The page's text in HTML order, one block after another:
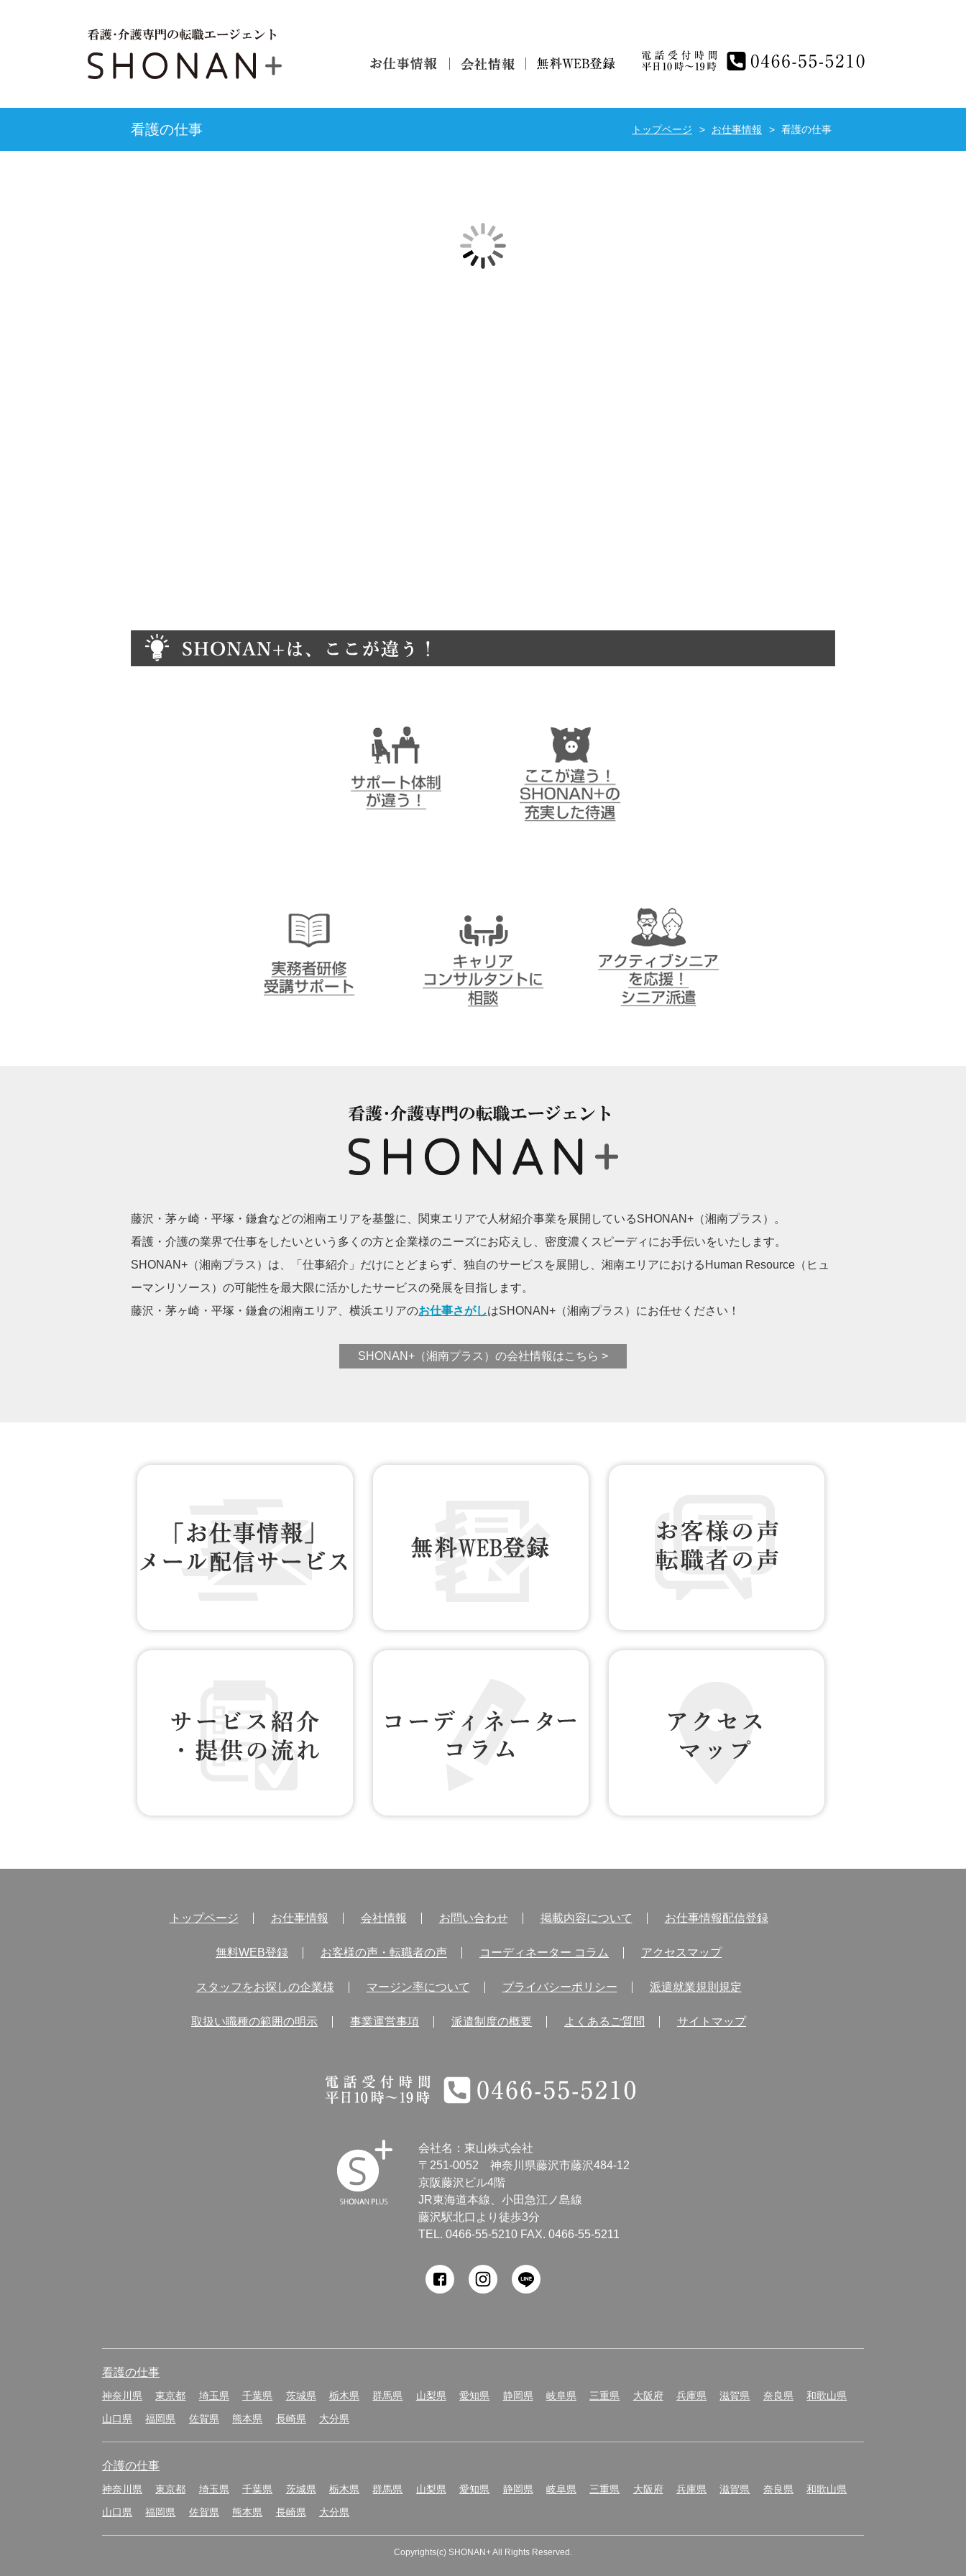
報
看護の仕事 トップページ お仕事情報 看護の仕事
藤沢・茅ヶ崎・平塚・鎌倉などの湘南エリアを基盤に、関東エリアで人材紹介事業を展開しているSHONAN+（湘南プラス）。
看護・介護の業界で仕事をしたいという多くの方と企業様のニーズにお応えし、密度濃くスピーディにお手伝いをいたします。
SHONAN+（湘南プラス）は、「仕事紹介」だけにとどまらず、独自のサービスを展開し、湘南エリアにおけるHuman Resource（ヒュ
ーマンリソース）の可能性を最大限に活かしたサービスの発展を目指します。
藤沢・茅ヶ崎・平塚・鎌倉の湘南エリア、横浜エリアのお仕事さがしはSHONAN+（湘南プラス）にお任せください！
SHONAN+（湘南プラス）の会社情報はこちら >
お仕事情報 配信登録 無料WEB登録 お客様の声 転職者の声
トップページ お仕事情報 会社情報 お問い合わせ 掲載内容について お仕事情報配信登録
無料WEB登録 お客様の声・転職者の声 コーディネーター コラム アクセスマップ
スタッフをお探しの企業様 マージン率について プライバシーポリシー 派遣就業規則規定
取扱い職種の範囲の明示 事業運営事項 派遣制度の概要 よくあるご質問 サイトマップ
会社名：東山株式会社
〒251-0052 神奈川県藤沢市藤沢484-12
京阪藤沢ビル4階
JR東海道本線、小田急江ノ島線
藤沢駅北口より徒歩3分
TEL. 0466-55-5210 FAX. 0466-55-5211
看護の仕事
神奈川県 東京都 埼玉県 千葉県 茨城県 栃木県 群馬県 山梨県 愛知県 静岡県 岐阜県 三重県 大阪府 兵庫県 滋賀県 奈良県
和歌山県
山口県
福岡県 佐賀県 熊本県 長崎県 大分県
介護の仕事
神奈川県 東京都 埼玉県 千葉県 茨城県 栃木県 群馬県 山梨県 愛知県 静岡県 岐阜県 三重県 大阪府 兵庫県 滋賀県 奈良県
和歌山県
山口県
福岡県 佐賀県 熊本県 長崎県 大分県
Copyrights(c) SHONAN+ All Rights Reserved.